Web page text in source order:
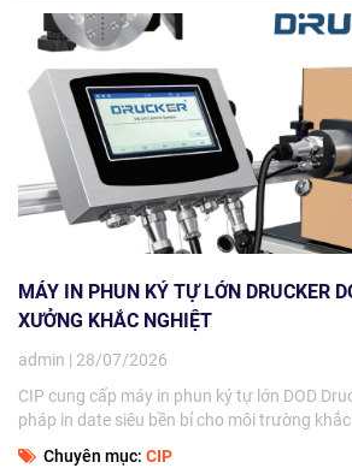
MÁY IN PHUN KÝ TỰ LỚN DRUCKER
XƯỞNG KHẮC NGHIỆT
admin | 28/07/2026
CIP cung cấp máy in phun ký tự lớn DOD
pháp in date siêu bền bỉ cho môi trường
Chuyên mục: CIP